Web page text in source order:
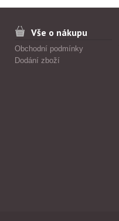
Vše o nákupu
Obchodní podmínky
Dodání zboží